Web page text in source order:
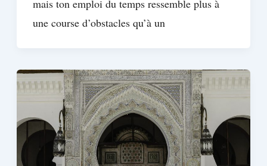
mais ton emploi du temps ressemble plus à
une course d’obstacles qu’à un